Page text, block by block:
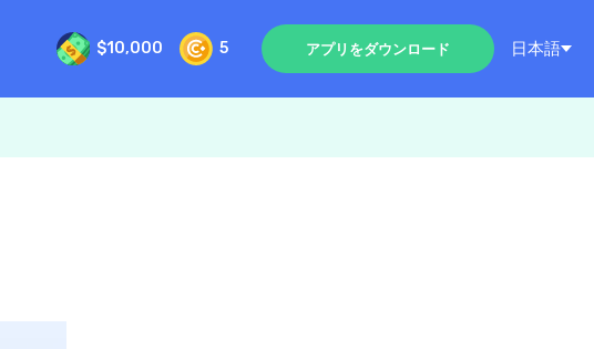
$10,000 5 アプリをダウンロード 日本語